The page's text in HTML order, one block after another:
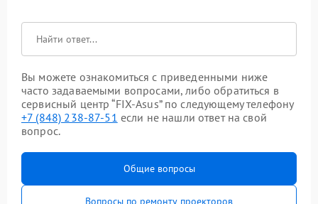
Вы можете ознакомиться с приведенными ниже
часто задаваемыми вопросами, либо обратиться в
сервисный центр “FIX-Asus” по следующему телефону
+7 (848) 238-87-51 если не нашли ответ на свой
вопрос.
Общие вопросы
Вопросы по ремонту проекторов